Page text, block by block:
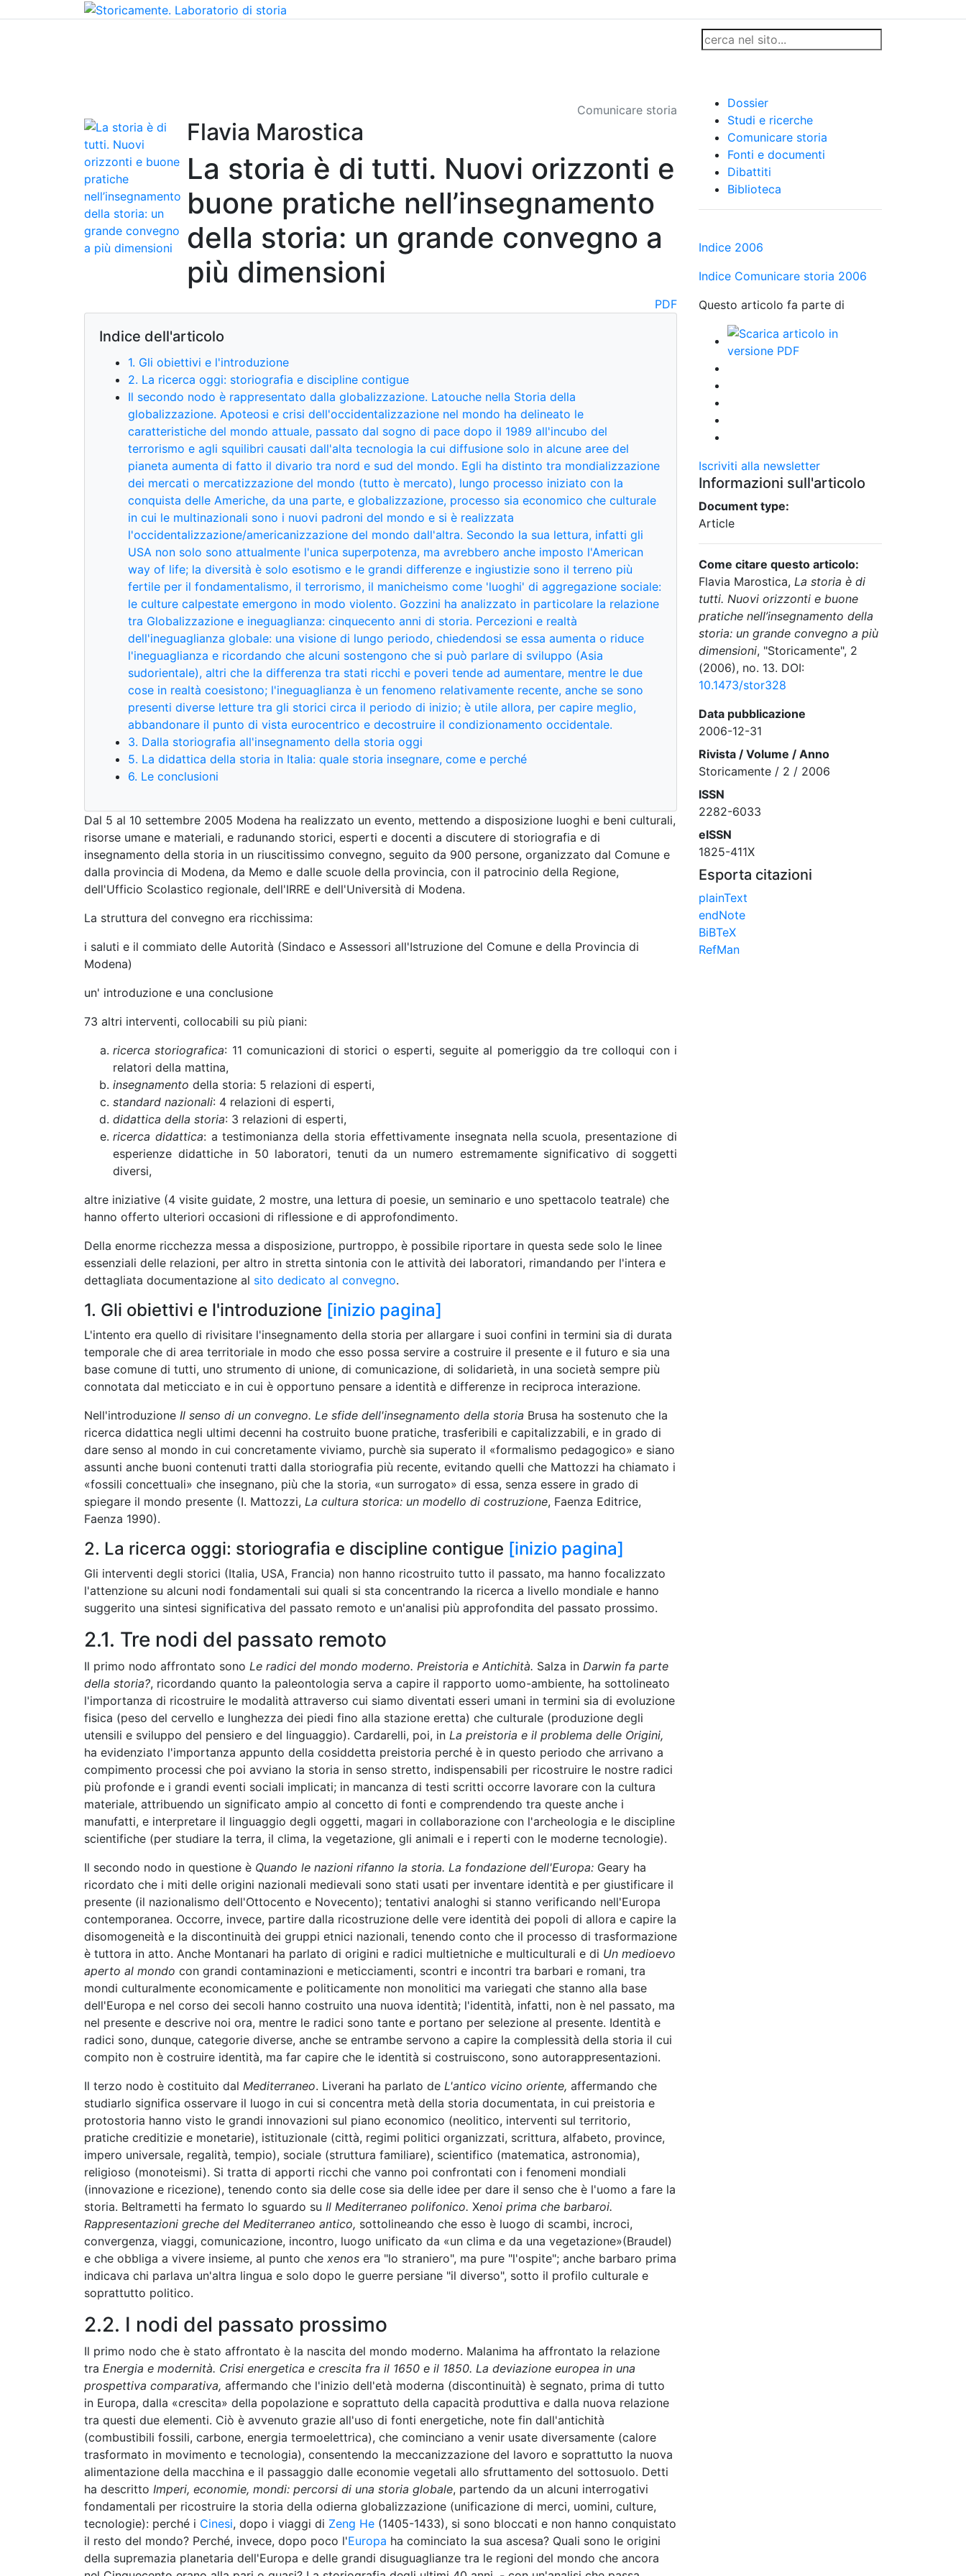
Comunicare storia
Flavia Marostica
La storia è di tutti. Nuovi orizzonti e
buone pratiche nell’insegnamento
della storia: un grande convegno a
più dimensioni
PDF
Indice dell'articolo
1. Gli obiettivi e l'introduzione
2. La ricerca oggi: storiografia e discipline contigue
Il secondo nodo è rappresentato dalla globalizzazione. Latouche nella Storia della
globalizzazione. Apoteosi e crisi dell'occidentalizzazione nel mondo ha delineato le
caratteristiche del mondo attuale, passato dal sogno di pace dopo il 1989 all'incubo del
terrorismo e agli squilibri causati dall'alta tecnologia la cui diffusione solo in alcune aree del
pianeta aumenta di fatto il divario tra nord e sud del mondo. Egli ha distinto tra mondializzazione
dei mercati o mercatizzazione del mondo (tutto è mercato), lungo processo iniziato con la
conquista delle Americhe, da una parte, e globalizzazione, processo sia economico che culturale
in cui le multinazionali sono i nuovi padroni del mondo e si è realizzata
l'occidentalizzazione/americanizzazione del mondo dall'altra. Secondo la sua lettura, infatti gli
USA non solo sono attualmente l'unica superpotenza, ma avrebbero anche imposto l'American
way of life; la diversità è solo esotismo e le grandi differenze e ingiustizie sono il terreno più
fertile per il fondamentalismo, il terrorismo, il manicheismo come 'luoghi' di aggregazione sociale:
le culture calpestate emergono in modo violento. Gozzini ha analizzato in particolare la relazione
tra Globalizzazione e ineguaglianza: cinquecento anni di storia. Percezioni e realtà
dell'ineguaglianza globale: una visione di lungo periodo, chiedendosi se essa aumenta o riduce
l'ineguaglianza e ricordando che alcuni sostengono che si può parlare di sviluppo (Asia
sudorientale), altri che la differenza tra stati ricchi e poveri tende ad aumentare, mentre le due
cose in realtà coesistono; l'ineguaglianza è un fenomeno relativamente recente, anche se sono
presenti diverse letture tra gli storici circa il periodo di inizio; è utile allora, per capire meglio,
abbandonare il punto di vista eurocentrico e decostruire il condizionamento occidentale.
3. Dalla storiografia all'insegnamento della storia oggi
5. La didattica della storia in Italia: quale storia insegnare, come e perché
6. Le conclusioni
Dal 5 al 10 settembre 2005 Modena ha realizzato un evento, mettendo a disposizione luoghi e beni culturali,
risorse umane e materiali, e radunando storici, esperti e docenti a discutere di storiografia e di
insegnamento della storia in un riuscitissimo convegno, seguito da 900 persone, organizzato dal Comune e
dalla provincia di Modena, da Memo e dalle scuole della provincia, con il patrocinio della Regione,
dell'Ufficio Scolastico regionale, dell'IRRE e dell'Università di Modena.
La struttura del convegno era ricchissima:
i saluti e il commiato delle Autorità (Sindaco e Assessori all'Istruzione del Comune e della Provincia di
Modena)
un' introduzione e una conclusione
73 altri interventi, collocabili su più piani:
ricerca storiografica: 11 comunicazioni di storici o esperti, seguite al pomeriggio da tre colloqui con i
relatori della mattina,
insegnamento della storia: 5 relazioni di esperti,
standard nazionali: 4 relazioni di esperti,
didattica della storia: 3 relazioni di esperti,
ricerca didattica: a testimonianza della storia effettivamente insegnata nella scuola, presentazione di
esperienze didattiche in 50 laboratori, tenuti da un numero estremamente significativo di soggetti
diversi,
altre iniziative (4 visite guidate, 2 mostre, una lettura di poesie, un seminario e uno spettacolo teatrale) che
hanno offerto ulteriori occasioni di riflessione e di approfondimento.
Della enorme ricchezza messa a disposizione, purtroppo, è possibile riportare in questa sede solo le linee
essenziali delle relazioni, per altro in stretta sintonia con le attività dei laboratori, rimandando per l'intera e
dettagliata documentazione al sito dedicato al convegno.
1. Gli obiettivi e l'introduzione [inizio pagina]
L'intento era quello di rivisitare l'insegnamento della storia per allargare i suoi confini in termini sia di durata
temporale che di area territoriale in modo che esso possa servire a costruire il presente e il futuro e sia una
base comune di tutti, uno strumento di unione, di comunicazione, di solidarietà, in una società sempre più
connotata dal meticciato e in cui è opportuno pensare a identità e differenze in reciproca interazione.
Nell'introduzione Il senso di un convegno. Le sfide dell'insegnamento della storia Brusa ha sostenuto che la
ricerca didattica negli ultimi decenni ha costruito buone pratiche, trasferibili e capitalizzabili, e in grado di
dare senso al mondo in cui concretamente viviamo, purchè sia superato il «formalismo pedagogico» e siano
assunti anche buoni contenuti tratti dalla storiografia più recente, evitando quelli che Mattozzi ha chiamato i
«fossili concettuali» che insegnano, più che la storia, «un surrogato» di essa, senza essere in grado di
spiegare il mondo presente (I. Mattozzi, La cultura storica: un modello di costruzione, Faenza Editrice,
Faenza 1990).
2. La ricerca oggi: storiografia e discipline contigue [inizio pagina]
Gli interventi degli storici (Italia, USA, Francia) non hanno ricostruito tutto il passato, ma hanno focalizzato
l'attenzione su alcuni nodi fondamentali sui quali si sta concentrando la ricerca a livello mondiale e hanno
suggerito una sintesi significativa del passato remoto e un'analisi più approfondita del passato prossimo.
2.1. Tre nodi del passato remoto
Il primo nodo affrontato sono Le radici del mondo moderno. Preistoria e Antichità. Salza in Darwin fa parte
della storia?, ricordando quanto la paleontologia serva a capire il rapporto uomo-ambiente, ha sottolineato
l'importanza di ricostruire le modalità attraverso cui siamo diventati esseri umani in termini sia di evoluzione
fisica (peso del cervello e lunghezza dei piedi fino alla stazione eretta) che culturale (produzione degli
utensili e sviluppo del pensiero e del linguaggio). Cardarelli, poi, in La preistoria e il problema delle Origini,
ha evidenziato l'importanza appunto della cosiddetta preistoria perché è in questo periodo che arrivano a
compimento processi che poi avviano la storia in senso stretto, indispensabili per ricostruire le nostre radici
più profonde e i grandi eventi sociali implicati; in mancanza di testi scritti occorre lavorare con la cultura
materiale, attribuendo un significato ampio al concetto di fonti e comprendendo tra queste anche i
manufatti, e interpretare il linguaggio degli oggetti, magari in collaborazione con l'archeologia e le discipline
scientifiche (per studiare la terra, il clima, la vegetazione, gli animali e i reperti con le moderne tecnologie).
Il secondo nodo in questione è Quando le nazioni rifanno la storia. La fondazione dell'Europa: Geary ha
ricordato che i miti delle origini nazionali medievali sono stati usati per inventare identità e per giustificare il
presente (il nazionalismo dell'Ottocento e Novecento); tentativi analoghi si stanno verificando nell'Europa
contemporanea. Occorre, invece, partire dalla ricostruzione delle vere identità dei popoli di allora e capire la
disomogeneità e la discontinuità dei gruppi etnici nazionali, tenendo conto che il processo di trasformazione
è tuttora in atto. Anche Montanari ha parlato di origini e radici multietniche e multiculturali e di Un medioevo
aperto al mondo con grandi contaminazioni e meticciamenti, scontri e incontri tra barbari e romani, tra
mondi culturalmente economicamente e politicamente non monolitici ma variegati che stanno alla base
dell'Europa e nel corso dei secoli hanno costruito una nuova identità; l'identità, infatti, non è nel passato, ma
nel presente e descrive noi ora, mentre le radici sono tante e portano per selezione al presente. Identità e
radici sono, dunque, categorie diverse, anche se entrambe servono a capire la complessità della storia il cui
compito non è costruire identità, ma far capire che le identità si costruiscono, sono autorappresentazioni.
Il terzo nodo è costituito dal Mediterraneo. Liverani ha parlato de L'antico vicino oriente, affermando che
studiarlo significa osservare il luogo in cui si concentra metà della storia documentata, in cui preistoria e
protostoria hanno visto le grandi innovazioni sul piano economico (neolitico, interventi sul territorio,
pratiche creditizie e monetarie), istituzionale (città, regimi politici organizzati, scrittura, alfabeto, province,
impero universale, regalità, tempio), sociale (struttura familiare), scientifico (matematica, astronomia),
religioso (monoteismi). Si tratta di apporti ricchi che vanno poi confrontati con i fenomeni mondiali
(innovazione e ricezione), tenendo conto sia delle cose sia delle idee per dare il senso che è l'uomo a fare la
storia. Beltrametti ha fermato lo sguardo su Il Mediterraneo polifonico. Xenoi prima che barbaroi.
Rappresentazioni greche del Mediterraneo antico, sottolineando che esso è luogo di scambi, incroci,
convergenza, viaggi, comunicazione, incontro, luogo unificato da «un clima e da una vegetazione»(Braudel)
e che obbliga a vivere insieme, al punto che xenos era "lo straniero", ma pure "l'ospite"; anche barbaro prima
indicava chi parlava un'altra lingua e solo dopo le guerre persiane "il diverso", sotto il profilo culturale e
soprattutto politico.
2.2. I nodi del passato prossimo
Il primo nodo che è stato affrontato è la nascita del mondo moderno. Malanima ha affrontato la relazione
tra Energia e modernità. Crisi energetica e crescita fra il 1650 e il 1850. La deviazione europea in una
prospettiva comparativa, affermando che l'inizio dell'età moderna (discontinuità) è segnato, prima di tutto
in Europa, dalla «crescita» della popolazione e soprattuto della capacità produttiva e dalla nuova relazione
tra questi due elementi. Ciò è avvenuto grazie all'uso di fonti energetiche, note fin dall'antichità
(combustibili fossili, carbone, energia termoelettrica), che cominciano a venir usate diversamente (calore
trasformato in movimento e tecnologia), consentendo la meccanizzazione del lavoro e soprattutto la nuova
alimentazione della macchina e il passaggio dalle economie vegetali allo sfruttamento del sottosuolo. Detti
ha descritto Imperi, economie, mondi: percorsi di una storia globale, partendo da un alcuni interrogativi
fondamentali per ricostruire la storia della odierna globalizzazione (unificazione di merci, uomini, culture,
tecnologie): perché i Cinesi, dopo i viaggi di Zeng He (1405-1433), si sono bloccati e non hanno conquistato
il resto del mondo? Perché, invece, dopo poco l'Europa ha cominciato la sua ascesa? Quali sono le origini
della supremazia planetaria dell'Europa e delle grandi disuguaglianze tra le regioni del mondo che ancora
Dossier
Studi e ricerche
Comunicare storia
Fonti e documenti
Dibattiti
Biblioteca
Indice 2006
Indice Comunicare storia 2006
Questo articolo fa parte di
Iscriviti alla newsletter
Informazioni sull'articolo
Document type:
Article
Come citare questo articolo:
Flavia Marostica, La storia è di
tutti. Nuovi orizzonti e buone
pratiche nell’insegnamento della
storia: un grande convegno a più
dimensioni, "Storicamente", 2
(2006), no. 13. DOI:
10.1473/stor328
Data pubblicazione
2006-12-31
Rivista / Volume / Anno
Storicamente / 2 / 2006
ISSN
2282-6033
eISSN
1825-411X
Esporta citazioni
plainText
endNote
BiBTeX
RefMan